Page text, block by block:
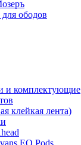
ободов
и комплектующие
клейкая лента)
EQ Pods